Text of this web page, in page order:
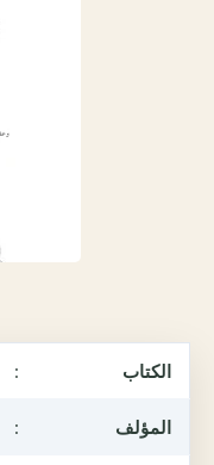
الكتاب :
المؤلف :